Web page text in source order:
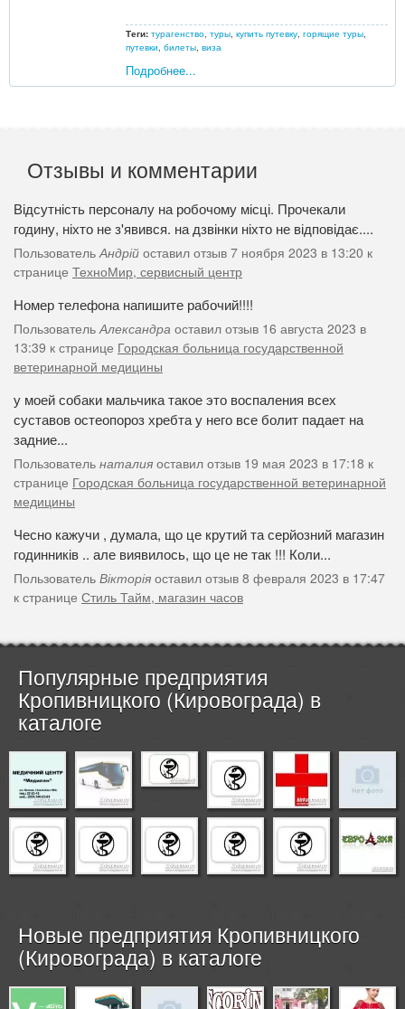
Теги: турагенство туры купить путевку горящие туры
путевки билеты виза
Подробнее...
Отзывы и комментарии
Відсутність персоналу на робочому місці. Прочекали
годину, ніхто не з'явився. на дзвінки ніхто не відповідає....
Пользователь Андрій оставил отзыв 7 ноября 2023 в 13:20 к
странице ТехноМир, сервисный центр
Номер телефона напишите рабочий!!!!
Пользователь Александра оставил отзыв 16 августа 2023 в
13:39 к странице Городская больница государственной
ветеринарной медицины
у моей собаки мальчика такое это воспаления всех
суставов остеопороз хребта у него все болит падает на
задние...
Пользователь наталия оставил отзыв 19 мая 2023 в 17:18 к
странице Городская больница государственной ветеринарной
медицины
Чесно кажучи , думала, що це крутий та серйозний магазин
годинників .. але виявилось, що це не так !!! Коли...
Пользователь Вікторія оставил отзыв 8 февраля 2023 в 17:47
к странице Стиль Тайм, магазин часов
Популярные предприятия
Кропивницкого (Кировограда) в
каталоге
Новые предприятия Кропивницкого
(Кировограда) в каталоге